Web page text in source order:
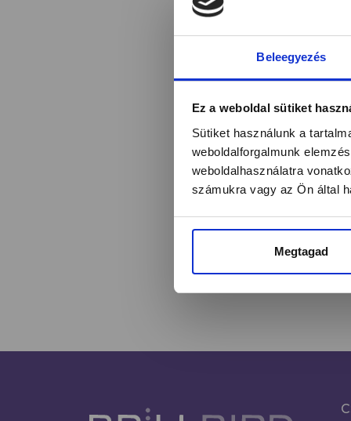
Beleegyezés
Ez a weboldal sütiket
Sütiket használunk a
weboldalforgalmunk
weboldalhasználatra
számukra vagy az Ön által
Megtagad
Értesülj egy
Név*